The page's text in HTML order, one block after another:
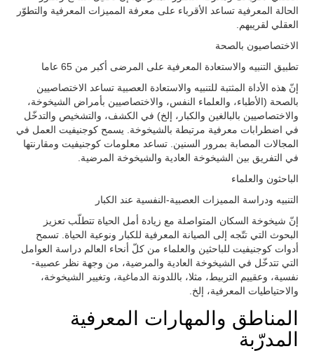
الحالة المعرفية تساعد الأقرباء على معرفة المميزات المعرفية والتطوّر
العقلي لقريبهم.
الاختصاصيون بالصحة
تطبيق التنبيه والاستعادة المعرفية على المرضى أكبر من 65 عاما
إنّ هذه الأداة المثتبة للتنبيه والاستعادة العصبية تساعد الاختصاصيين
بالصحة (الأطباء، والعلماء النفس، والاختصاصيين بأمراض الشيخوخة،
والاختصاصيين بالبالغين والكبار، إلخ) في الكشف، والتشخيص والتدخّل
في اضطرابات معرفية مرتبطة بالشيخوخة. يسمح كوجنيفيت العمل في
المجالات المصابة بمرور السنين. تساعد معلومات كوجنيفيت ومقارنتها
في التفريق بين الشيخوخة العادية والشيخوخة المرضية.
الباحثون والعلماء
التنبيه ودراسة المميزات العصبية-النفسية عند الكبار
إنّ شيخوخة السكان المتواصلة مع زيادة أمل الحياة تتطلّب تعزيز
البحوث التي تتّجه إلى الصيانة المعرفية للكبار ونوعية الحياة. تسمح
أدوات كوجنيفيت للباحثين والعلماء من كلّ أنحاء العالم دراسة العوامل
التي تتدخّل في الشيخوخة العادية والمرضية، من وجهة نظر عصبية-
نفسية، وعقييم التربيط، مثلا، باللدونة الدماغية، وتغيير الشيخوخة،
والاحتياطيات المعرفية، إلخ.
المناطق والمهارات المعرفية
المدرّبة